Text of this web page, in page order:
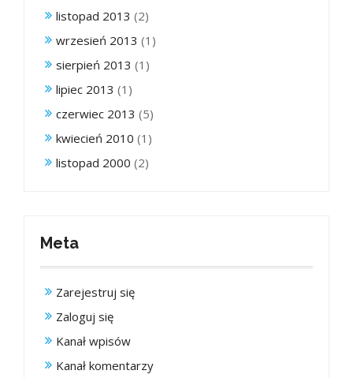
listopad 2013 (2)
wrzesień 2013 (1)
sierpień 2013 (1)
lipiec 2013 (1)
czerwiec 2013 (5)
kwiecień 2010 (1)
listopad 2000 (2)
Meta
Zarejestruj się
Zaloguj się
Kanał wpisów
Kanał komentarzy